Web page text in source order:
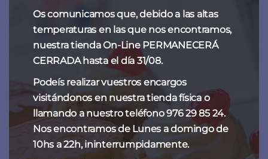
Categorías del producto
CHOCOLATES
ESPECIALIDADES DE SIEMPRE
NAVIDAD
TARTAS DE FANTOBA
Os comunicamos que, debido a las altas
temperaturas en las que nos encontramos,
nuestra tienda On-Line PERMANECERÁ
CERRADA hasta el día 31/08.
Podeís realizar vuestros encargos
visitándonos en nuestra tienda física o
llamando a nuestro teléfono 976 29 85 24.
Nos encontramos de Lunes a domingo de
10hs a 22h, ininterrumpidamente.